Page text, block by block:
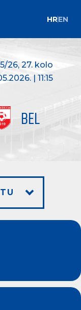
HREN
26, 27. kolo
| 11:15
BEL